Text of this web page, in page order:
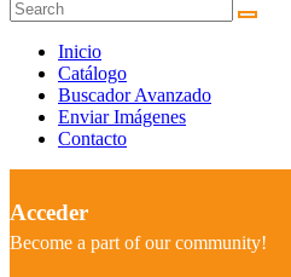
Inicio
Catálogo
Buscador Avanzado
Enviar Imágenes
Contacto
Acceder
Become a part of our community!